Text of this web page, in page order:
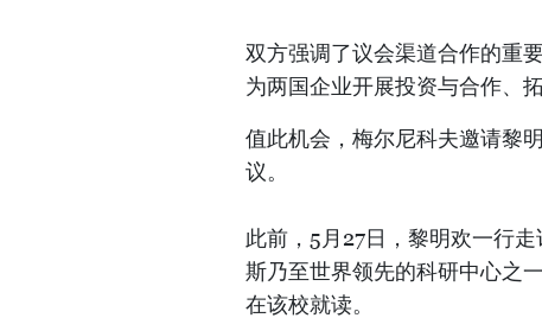
双方强调了议会渠道合作的重
为两国企业开展投资与合作、
值此机会，梅尔尼科夫邀请黎
议。
此前，5月27日，黎明欢一行
斯乃至世界领先的科研中心之
在该校就读。